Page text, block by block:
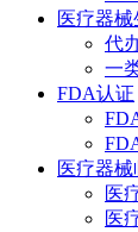
医疗器
代
一
FDA认证
医疗器
医
医